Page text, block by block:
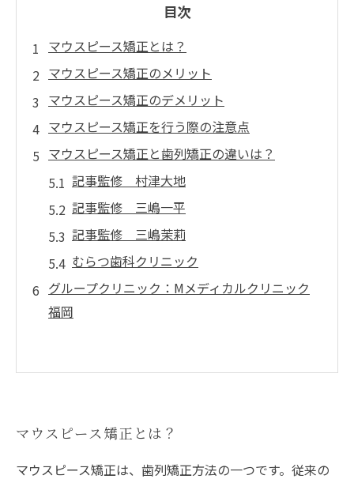
目次
マウスピース矯正とは？
マウスピース矯正のメリット
マウスピース矯正のデメリット
マウスピース矯正を行う際の注意点
マウスピース矯正と歯列矯正の違いは？
記事監修 村津大地
記事監修 三嶋一平
記事監修 三嶋茉莉
むらつ歯科クリニック
グループクリニック：Mメディカルクリニック
福岡
マウスピース矯正とは？
マウスピース矯正は、歯列矯正方法の一つです。従来の